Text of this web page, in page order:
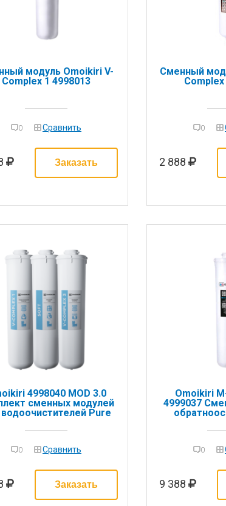
модуль Omoikiri V-
Complex 1 4998013
0 Сравнить
Сменный
0
2 888
4998040 MOD 3.0
сменных модулей
Pure
0 Сравнить
Omoikiri
4999037
0
9 388